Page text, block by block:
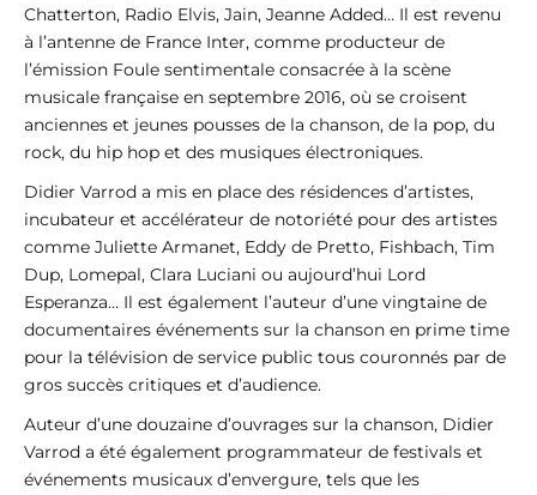
Chatterton, Radio Elvis, Jain, Jeanne Added… Il est revenu
à l’antenne de France Inter, comme producteur de
l’émission Foule sentimentale consacrée à la scène
musicale française en septembre 2016, où se croisent
anciennes et jeunes pousses de la chanson, de la pop, du
rock, du hip hop et des musiques électroniques.
Didier Varrod a mis en place des résidences d’artistes,
incubateur et accélérateur de notoriété pour des artistes
comme Juliette Armanet, Eddy de Pretto, Fishbach, Tim
Dup, Lomepal, Clara Luciani ou aujourd’hui Lord
Esperanza… Il est également l’auteur d’une vingtaine de
documentaires événements sur la chanson en prime time
pour la télévision de service public tous couronnés par de
gros succès critiques et d’audience.
Auteur d’une douzaine d’ouvrages sur la chanson, Didier
Varrod a été également programmateur de festivals et
événements musicaux d’envergure, tels que les